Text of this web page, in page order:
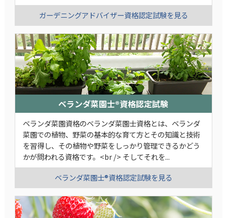
ガーデニングアドバイザー資格認定試験を見る
ベランダ菜園士®資格認定試験
ベランダ菜園資格のベランダ菜園士資格とは、ベランダ
菜園での植物、野菜の基本的な育て方とその知識と技術
を習得し、その植物や野菜をしっかり管理できるかどう
かが問われる資格です。<br /> そしてそれを...
ベランダ菜園士®資格認定試験を見る